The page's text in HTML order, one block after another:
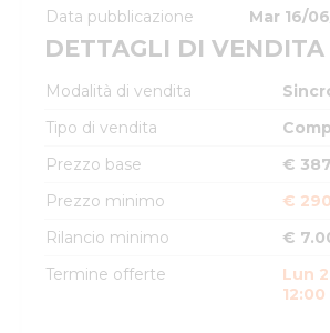
Data pubblicazione
Mar 16/
DETTAGLI DI VENDITA
Modalità di vendita
Tipo di vendita
Prezzo base
€
Prezzo minimo
€
Rilancio minimo
€
Termine offerte
Lun
12:00